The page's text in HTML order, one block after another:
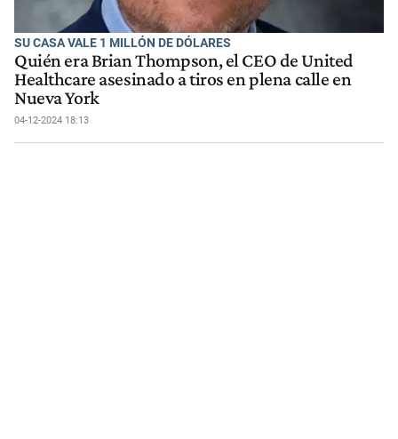
SU CASA VALE 1 MILLÓN DE DÓLARES
Quién era Brian Thompson, el CEO de United
Healthcare asesinado a tiros en plena calle en
Nueva York
04-12-2024 18:13